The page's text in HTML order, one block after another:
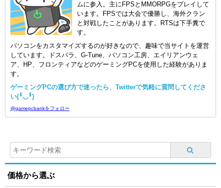
ムに参入。主にFPSとMMORPGをプレイして
います。FPSでは大会で優勝し、海外クラン
と対戦したことがあります。RTSは下手糞で
す。
パソコンをカスタマイズするのが好きなので、趣味で当サイトを運営
しています。ドスパラ、G-Tune、パソコン工房、エイリアンウェ
ア、HP、フロンティアなどのゲーミングPCを使用した経験がありま
す。
ゲーミングPCの選び方で迷ったら、Twitterで気軽に質問してくださ
い(╹◡╹)
@gamepcbankをフォロー
価格から選ぶ